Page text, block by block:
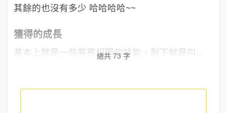
其餘的也沒有多少 哈哈哈哈~~
獲得的成長
基本上就是一些業務相關的技能，剩下就是叫...
總共 73 字